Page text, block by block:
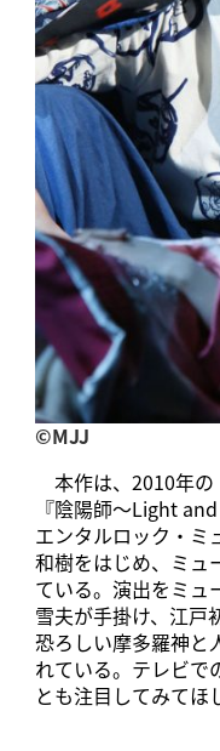
©︎MJJ
本作は、2010年
『陰陽師～Light
エンタルロック・ミ
和樹をはじめ、ミュ
ている。演出をミュ
雪夫が手掛け、江戸
恐ろしい摩多羅神と
れている。テレビで
とも注目してみてほ